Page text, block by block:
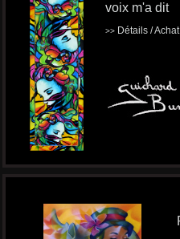
voix m'a dit
>> Détails /